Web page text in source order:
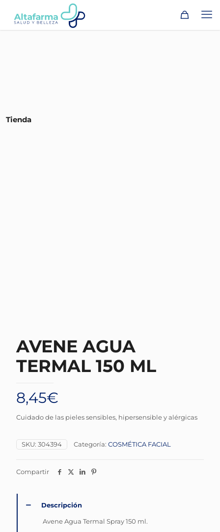
Tienda
AVENE AGUA
TERMAL 150 ML
8,45€
Cuidado de las pieles sensibles, hipersensible y alérgicas
SKU: 304394 Categoría: COSMÉTICA FACIAL
Compartir
Descripción
Avene Agua Termal Spray 150 ml.